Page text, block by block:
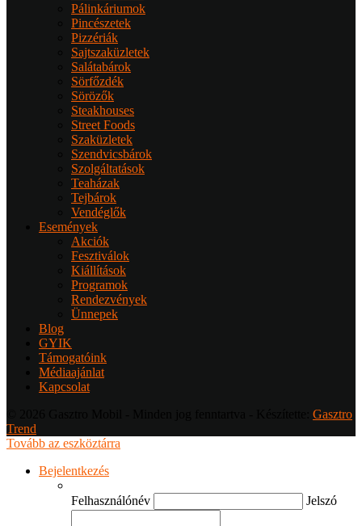
Pálinkáriumok
Pincészetek
Pizzériák
Sajtszaküzletek
Salátabárok
Sörfőzdék
Sörözők
Steakhouses
Street Foods
Szaküzletek
Szendvicsbárok
Szolgáltatások
Teaházak
Tejbárok
Vendéglők
Események
Akciók
Fesztiválok
Kiállítások
Programok
Rendezvények
Ünnepek
Blog
GYIK
Támogatóink
Médiaajánlat
Kapcsolat
Gasztro
Trend
Tovább az eszköztárra
Bejelentkezés
Felhasználónév Jelszó